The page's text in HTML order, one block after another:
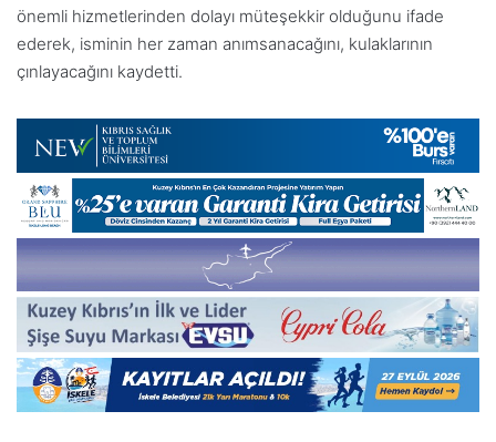
önemli hizmetlerinden dolayı müteşekkir olduğunu ifade
ederek, isminin her zaman anımsanacağını, kulaklarının
çınlayacağını kaydetti.